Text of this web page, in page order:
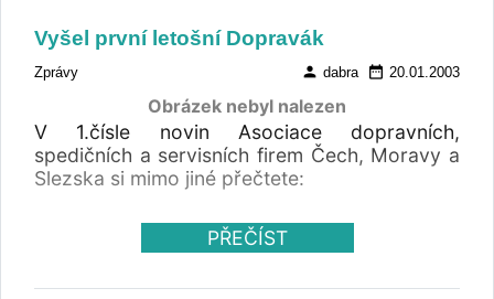
Vyšel první letošní Dopravák
Zprávy person dabra date_range 20.01.2003
Obrázek nebyl nalezen
V 1.čísle novin Asociace dopravních,
spedičních a servisních firem Čech, Moravy a
Slezska si mimo jiné přečtete:
PŘEČÍST